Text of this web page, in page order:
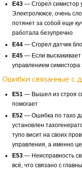
E43— Сгорел симистор
Электролюксе, очень
потянет за собой еще
работала безупречно
E44— Сгорел датчик
E45— Если выскакивает
управлением
Ошибки связанные с
Е51— Вышел из строя
помогает
Е52— Ошибка по тахо
установлен
тупо висит на своих
управления, а именно
Е53— Неисправность
всё, что связано с